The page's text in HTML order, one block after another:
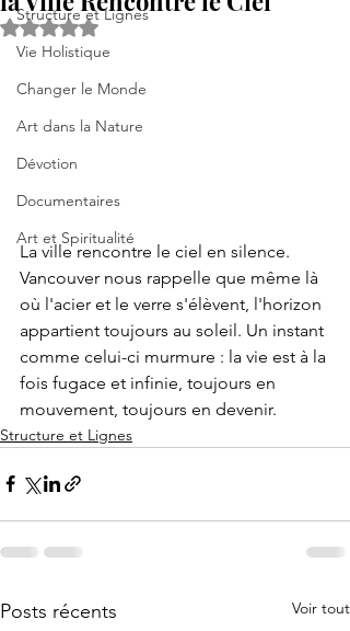
Structure et Lignes
Vie Holistique
Changer le Monde
Art dans la Nature
Dévotion
Documentaires
Art et Spiritualité
Noté NaN étoiles sur 5.
La ville rencontre le ciel en silence.
Vancouver nous rappelle que même là
où l'acier et le verre s'élèvent, l'horizon
appartient toujours au soleil. Un instant
comme celui-ci murmure : la vie est à la
fois fugace et infinie, toujours en
mouvement, toujours en devenir.
Structure et Lignes
Posts récents Voir tout